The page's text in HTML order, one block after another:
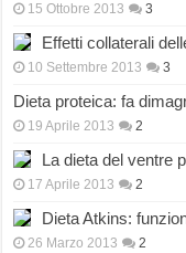
15 Ottobre 2013 3
Effetti collaterali
10 Settembre 2013 3
Dieta proteica: fa
19 Aprile 2013 2
La dieta del ventre
17 Aprile 2013 2
Dieta Atkins:
26 Marzo 2013 2